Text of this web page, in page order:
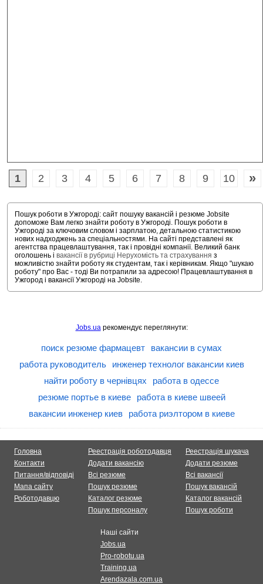
1 2 3 4 5 6 7 8 9 10 »
Пошук роботи в Ужгороді: сайт пошуку вакансій і резюме Jobsite
допоможе Вам легко знайти роботу в Ужгороді. Пошук роботи в
Ужгороді за ключовим словом і зарплатою, детальною статистикою
нових надходжень за спеціальностями. На сайті представлені як
агентства працевлаштування, так і провідні компанії. Великий банк
оголошень і вакансії в рубриці Нерухомість та страхування з
можливістю знайти роботу як студентам, так і керівникам. Якщо "шукаю
роботу" про Вас - тоді Ви потрапили за адресою! Працевлаштування в
Ужгород і вакансії Ужгороді на Jobsite.
Jobs.uaрекомендує переглянути:
поиск резюме фармацевт
вакансии в сумах
работа руководитель
инженер технолог вакансии киев
найти роботу в чернівцях
работа в одессе
резюме портье в киеве
работа в киеве швеей
вакансии инженер киев
работа риэлтором в киеве
Головна
Контакти
Питання/відповіді
Мапа сайту
Роботодавцю
Реестрація роботодавця
Додати вакансію
Всі резюме
Пошук резюме
Каталог резюме
Пошук персоналу
Реестрація шукача
Додати резюме
Всі вакансії
Пошук вакансій
Каталог вакансій
Пошук роботи
Наші сайти
Jobs.ua
Pro-robotu.ua
Training.ua
Arendazala.com.ua